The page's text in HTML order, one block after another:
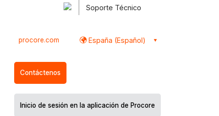
Soporte Técnico
procore.com España (Español)
Contáctenos
Inicio de sesión en la aplicación de Procore